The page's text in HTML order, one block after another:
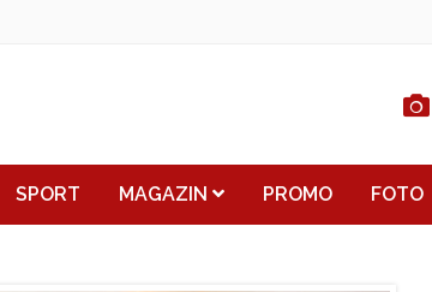
SPORT MAGAZIN PROMO FOTO